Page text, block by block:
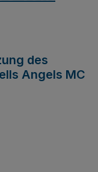
des
Angels MC